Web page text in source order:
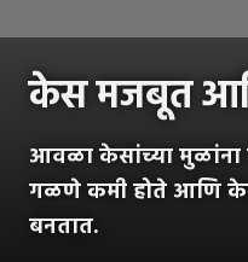
केस मजबूत
आवळा केसांच्या
गळणे कमी होते आणि
बनतात.